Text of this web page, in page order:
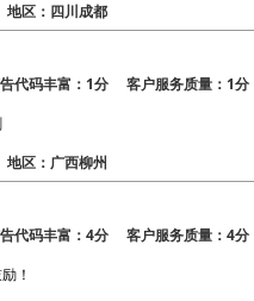
区：四川成都
代码丰富：1分 客户服务质量：1分
区：广西柳州
代码丰富：4分 客户服务质量：4分
！